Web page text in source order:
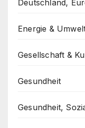
Deutschland,
Energie &
Gesellschaft &
Gesundheit
Gesundheit,